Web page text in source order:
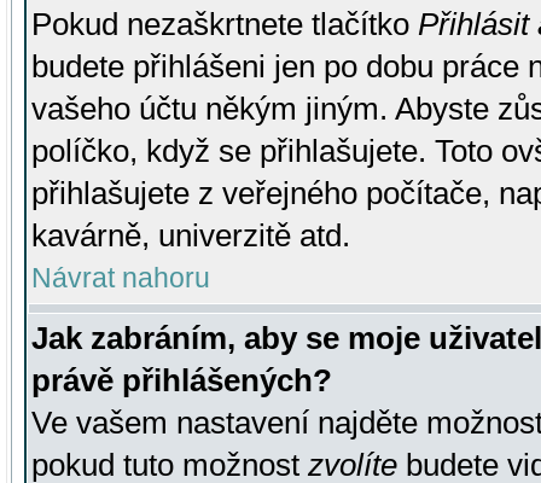
Pokud nezaškrtnete tlačítko Přihlásit
budete přihlášeni jen po dobu práce
vašeho účtu někým jiným. Abyste
políčko, když se přihlašujete. Toto
přihlašujete z veřejného počítače,
kavárně, univerzitě atd.
Návrat nahoru
Jak zabráním, aby se moje
právě přihlášených?
Ve vašem nastavení najděte
pokud tuto možnost zvolíte budete